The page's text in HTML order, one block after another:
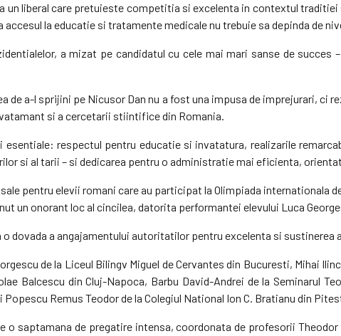
un liberal care pretuieste competitia si excelenta in contextul
la educatie si tratamente medicale nu trebuie sa depinda de
a mizat pe candidatul cu cele mai mari sanse de succes
de a-l sprijini pe Nicusor Dan nu a fost una impusa de imprejurari, ci
si a cercetarii stiintifice din Romania.
respectul pentru educatie si invatatura, realizarile
si al tarii – si dedicarea pentru o administratie mai eficienta,
pentru elevii romani care au participat la Olimpiada internationala
un onorant loc al cincilea, datorita performantei elevului Luca
dovada a angajamentului autoritatilor pentru excelenta si sustinerea
de la Liceul Bilingv Miguel de Cervantes din Bucuresti, Mihai
Balcescu din Cluj-Napoca, Barbu David-Andrei de la Seminarul
Remus Teodor de la Colegiul National Ion C. Bratianu din
saptamana de pregatire intensa, coordonata de profesorii